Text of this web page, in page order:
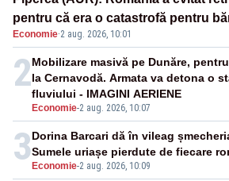
pentru că era o catastrofă pentru
pensii
Economie·2 aug. 2026, 10:01
2
Economie-2 aug. 2026, 10:07
Mobilizare masivă pe Dunăre,
la Cernavodă. Armata va detona o
fluviului - IMAGINI AERIENE
3 Economie-2 aug. 2026, 10:09
Dorina Barcari dă în vileag
Sumele uriașe pierdute de fiecare